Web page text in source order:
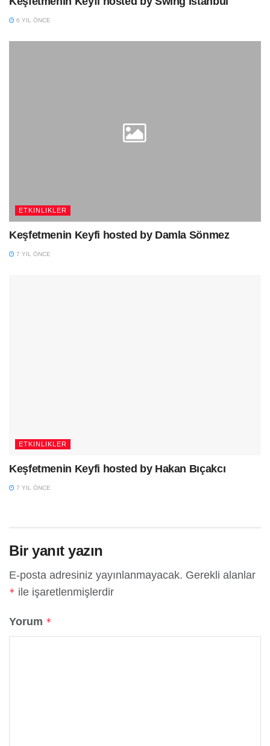
6 YIL ÖNCE
ETKINLIKLER
Keşfetmenin Keyfi hosted by Damla Sönmez
7 YIL ÖNCE
ETKINLIKLER
Keşfetmenin Keyfi hosted by Hakan Bıçakcı
7 YIL ÖNCE
Bir yanıt yazın
E-posta adresiniz yayınlanmayacak. Gerekli alanlar
* ile işaretlenmişlerdir
Yorum *